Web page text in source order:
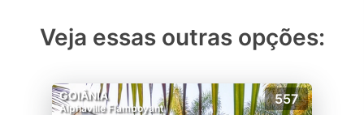
Veja essas outras opções:
GOIÂNIA
Alphaville Flamboyant
557